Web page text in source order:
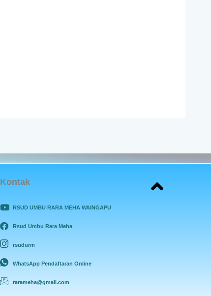
Kontak
RSUD UMBU RARA MEHA WAINGAPU
Rsud Umbu Rara Meha
rsudurm
WhatsApp Pendaftaran Online
rarameha@gmail.com